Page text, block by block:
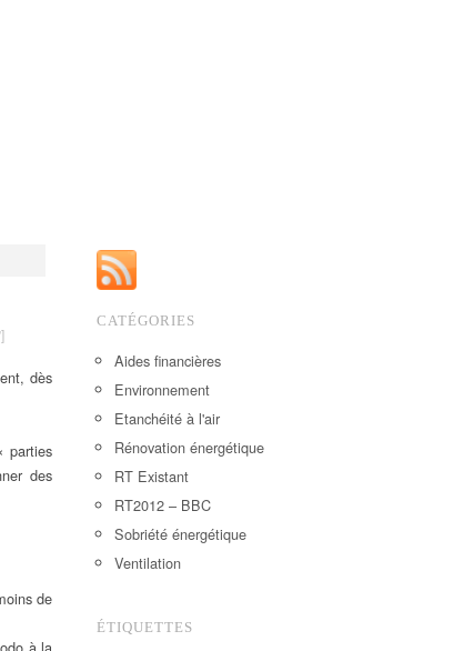
dès
parties
des
de
CATÉGORIES
Aides financières
Environnement
Etanchéité à l'air
Rénovation énergétique
RT Existant
RT2012 – BBC
Sobriété énergétique
Ventilation
ÉTIQUETTES